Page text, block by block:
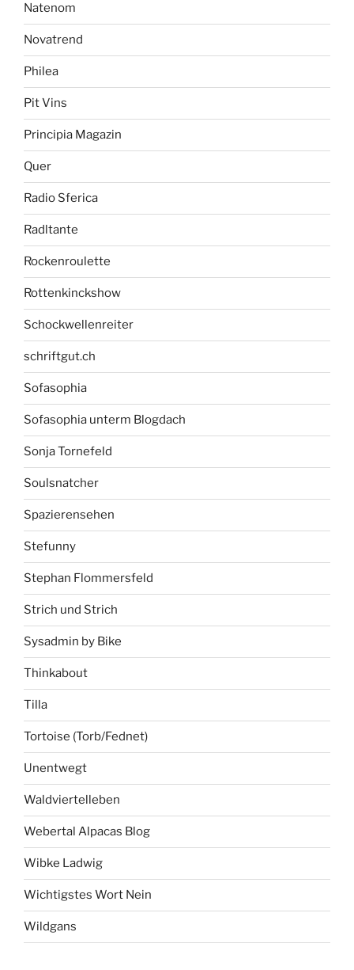
Natenom
Novatrend
Philea
Pit Vins
Principia Magazin
Quer
Radio Sferica
Radltante
Rockenroulette
Rottenkinckshow
Schockwellenreiter
schriftgut.ch
Sofasophia
Sofasophia unterm Blogdach
Sonja Tornefeld
Soulsnatcher
Spazierensehen
Stefunny
Stephan Flommersfeld
Strich und Strich
Sysadmin by Bike
Thinkabout
Tilla
Tortoise (Torb/Fednet)
Unentwegt
Waldviertelleben
Webertal Alpacas Blog
Wibke Ladwig
Wichtigstes Wort Nein
Wildgans